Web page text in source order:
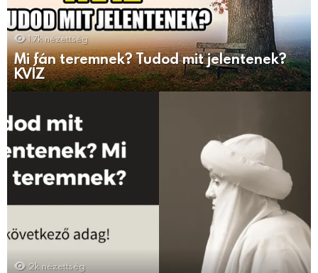
1.7k nézettség
Mi fán teremnek? Tudod mit jelentenek?
KVÍZ
2k nézettség